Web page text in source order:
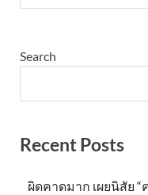
Search
Recent Posts
ผิดคาดมาก เผยนิสัย